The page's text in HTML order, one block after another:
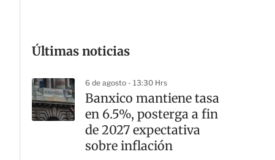
Últimas noticias
6 de agosto - 13:30 Hrs
Banxico mantiene tasa
en 6.5%, posterga a fin
de 2027 expectativa
sobre inflación